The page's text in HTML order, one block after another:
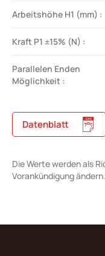
Arbeitshöhe H1 (mm) :
Kraft P1 ±15% (N) :
Parallelen Enden
Möglichkeit :
Datenblatt
Die Werte werden als
Vorankündigung ändern.